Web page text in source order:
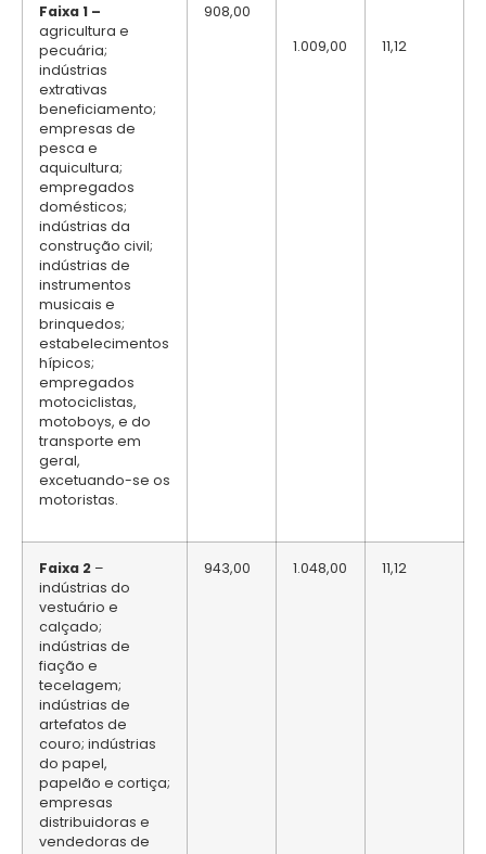
Faixa 1 –
agricultura e
pecuária;
indústrias
extrativas
beneficiamento;
empresas de
pesca e
aquicultura;
empregados
domésticos;
indústrias da
construção civil;
indústrias de
instrumentos
musicais e
brinquedos;
estabelecimentos
hípicos;
empregados
motociclistas,
motoboys, e do
transporte em
geral,
excetuando-se os
motoristas.
908,00
1.009,00
11,12
Faixa 2 –
indústrias do
vestuário e
calçado;
indústrias de
fiação e
tecelagem;
indústrias de
artefatos de
couro; indústrias
do papel,
papelão e cortiça;
empresas
distribuidoras e
vendedoras de
943,00 1.048,00 11,12